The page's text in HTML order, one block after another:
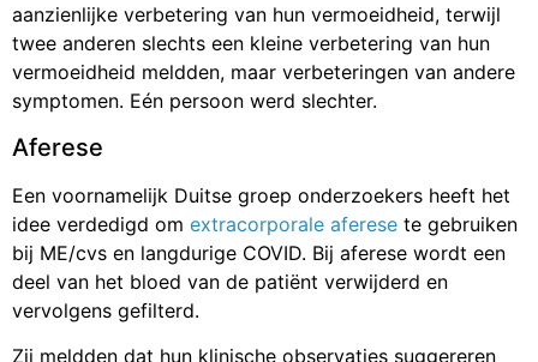
aanzienlijke verbetering van hun vermoeidheid, terwijl
twee anderen slechts een kleine verbetering van hun
vermoeidheid meldden, maar verbeteringen van andere
symptomen. Eén persoon werd slechter.
Aferese
Een voornamelijk Duitse groep onderzoekers heeft het
idee verdedigd om extracorporale aferese te gebruiken
bij ME/cvs en langdurige COVID. Bij aferese wordt een
deel van het bloed van de patiënt verwijderd en
vervolgens gefilterd.
Zij meldden dat hun klinische observaties suggereren